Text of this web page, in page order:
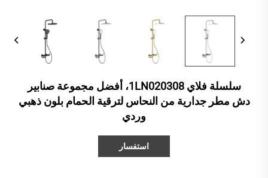
سلسلة فلاي 1LN020308، أفضل مجموعة صنابير
دش مطر جدارية من النحاس لترقية الحمام بلون ذهبي
وردي
استفسار